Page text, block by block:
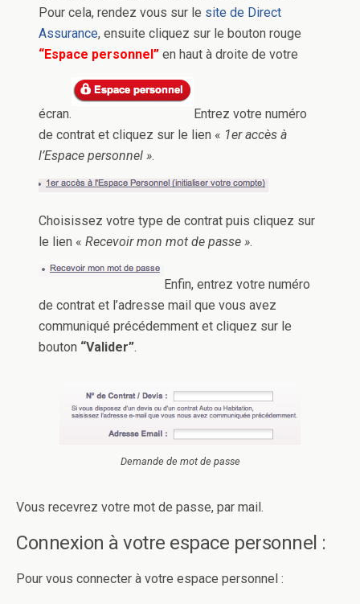
Pour cela, rendez vous sur le site de Direct
Assurance, ensuite cliquez sur le bouton rouge
“Espace personnel”en haut à droite de votre
écran.
Entrez votre numéro
de contrat et cliquez sur le lien « 1er accès à
l’Espace personnel ».
Choisissez votre type de contrat puis cliquez sur
le lien «Recevoir mon mot de passe ».
Enfin, entrez votre numéro
de contrat et l’adresse mail que vous avez
communiqué précédemment et cliquez sur le
bouton “Valider”.
Demande de mot de passe
Vous recevrez votre mot de passe, par mail.
Connexion à votre espace personnel :
Pour vous connecter à votre espace personnel :